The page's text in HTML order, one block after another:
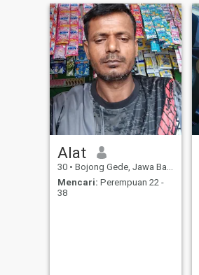
Alat
30 • Bojong Gede, Jawa Barat, Indonesia
Mencari: Perempuan 22 -
38